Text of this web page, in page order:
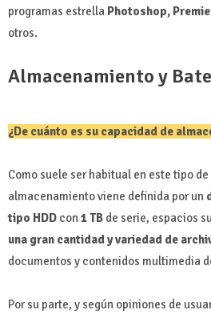
programas estrella Photoshop,
otros.
Almacenamiento y
¿De cuánto es su capacidad de
Como suele ser habitual en este tipo
almacenamiento viene definida por un
tipo HDD con 1 TB de serie, espacios
una gran cantidad y variedad de
documentos y contenidos multimedia
Por su parte, y según opiniones de